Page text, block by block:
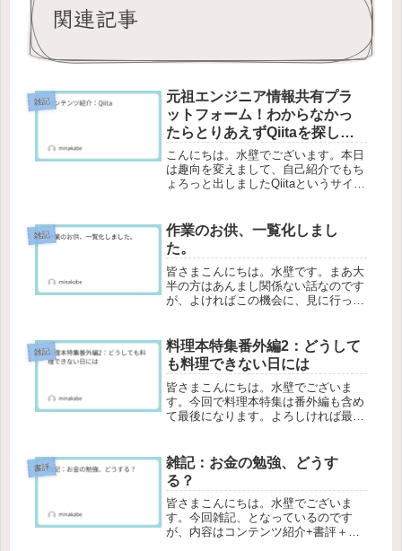
関連記事
雑記
元祖エンジニア情報共有プラ
ットフォーム！わからなかっ
たらとりあえずQiitaを探して
こい！(Qiita)
こんにちは。水壁でございます。本日
は趣向を変えまして、自己紹介でもち
ょろっと出しましたQiitaというサイト
エンジニアの方には釈迦に説法という
ような記事になってしまいますが...
雑記
作業のお供、一覧化しまし
た。
皆さまこんにちは。水壁です。まあ大
半の方はあんまし関係ない話なのです
が、よければこの機会に、見に行って
です。いえーいみってるー？というわ
けでこの記事も作業配信中です。普段
皆...
雑記
料理本特集番外編2：どうして
も料理できない日には
皆さまこんにちは。水壁でございま
す。今回で料理本特集は番外編も含め
て最後になります。よろしければ最後
あ、ありますよ。そういう日。だって
人間だし……トンデモ残業してたと
か、今...
書評
雑記：お金の勉強、どうす
る？
皆さまこんにちは。水壁でございま
す。今回雑記、となっているのです
が、内容はコンテンツ紹介+書評＋考